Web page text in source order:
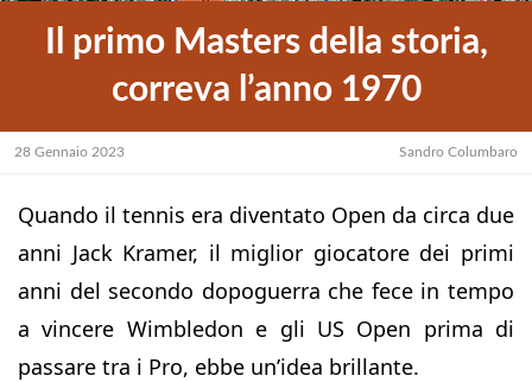
Il primo Masters della storia,
correva l’anno 1970
28 Gennaio 2023 Sandro Columbaro
Quando il tennis era diventato Open da circa due
anni Jack Kramer, il miglior giocatore dei primi
anni del secondo dopoguerra che fece in tempo
a vincere Wimbledon e gli US Open prima di
passare tra i Pro, ebbe un’idea brillante.